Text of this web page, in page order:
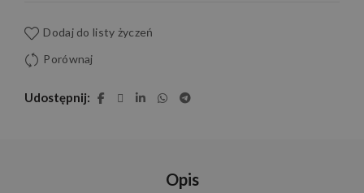
Dodaj do listy życzeń
Porównaj
Udostępnij
Opis